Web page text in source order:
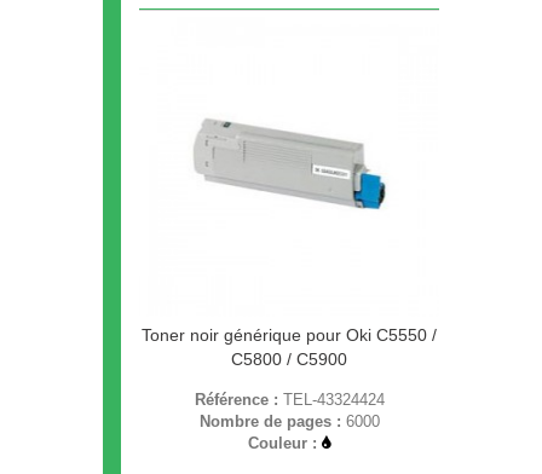
Toner noir générique pour Oki C5550 /
C5800 / C5900
Référence : TEL-43324424
Nombre de pages : 6000
Couleur :